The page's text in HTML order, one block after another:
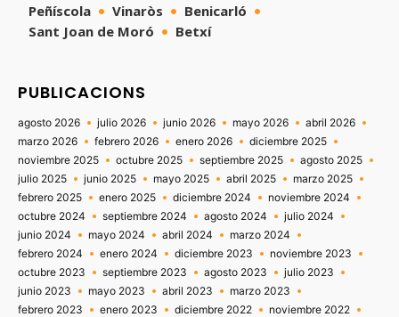
Peñíscola
Vinaròs
Benicarló
Sant Joan de Moró
Betxí
PUBLICACIONS
agosto 2026 julio 2026 junio 2026 mayo 2026
abril 2026
marzo 2026
febrero 2026 enero 2026
diciembre 2025
noviembre 2025
octubre 2025 septiembre 2025
agosto 2025
julio 2025
junio 2025 mayo 2025 abril 2025
marzo 2025
febrero 2025
enero 2025 diciembre 2024
noviembre 2024
octubre 2024
septiembre 2024 agosto 2024
julio 2024
junio 2024
mayo 2024 abril 2024
marzo 2024
febrero 2024
enero 2024 diciembre 2023
noviembre 2023
octubre 2023
septiembre 2023 agosto 2023
julio 2023
junio 2023
mayo 2023 abril 2023
marzo 2023
febrero 2023
enero 2023 diciembre 2022
noviembre 2022